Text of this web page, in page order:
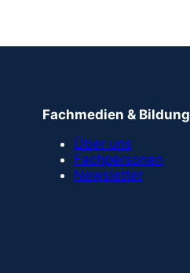
Fachmedien & Bildung
Über uns
Fachpersonen
Newsletter